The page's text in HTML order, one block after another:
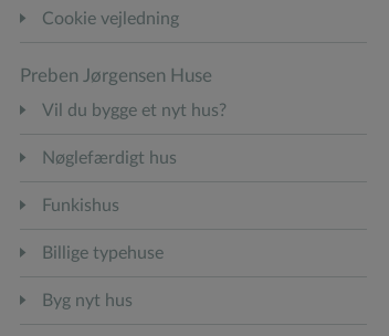
Cookie vejledning
Preben Jørgensen Huse
Vil du bygge et nyt hus?
Nøglefærdigt hus
Funkishus
Billige typehuse
Byg nyt hus